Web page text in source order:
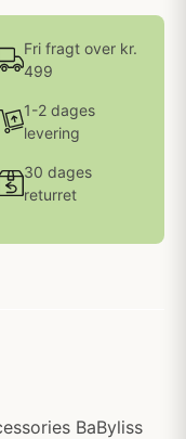
Fri fragt over kr.
499
1-2 dages
levering
30 dages
returret
BaByliss